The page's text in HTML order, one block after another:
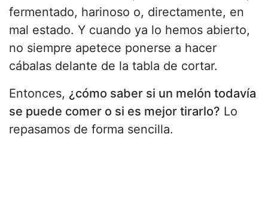
fermentado, harinoso o, directamente, en
mal estado. Y cuando ya lo hemos abierto,
no siempre apetece ponerse a hacer
cábalas delante de la tabla de cortar.
Entonces, ¿cómo saber si un melón todavía
se puede comer o si es mejor tirarlo? Lo
repasamos de forma sencilla.